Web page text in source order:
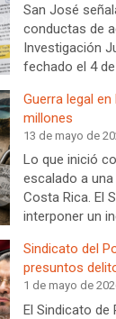
San José
conductas de
Investigación
fechado el 4
Guerra legal
millones
13 de mayo de
Lo que inició
escalado a
Costa Rica. El
interponer un
Sindicato del
presuntos
1 de mayo de
El Sindicato de